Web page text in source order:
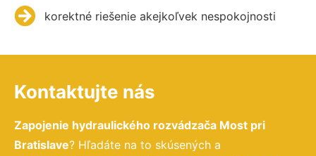
korektné riešenie akejkoľvek nespokojnosti
Kontaktujte nás
Zapojenie hydraulického rozvádzača Most pri
Bratislave? Hľadáte na to skúsených a